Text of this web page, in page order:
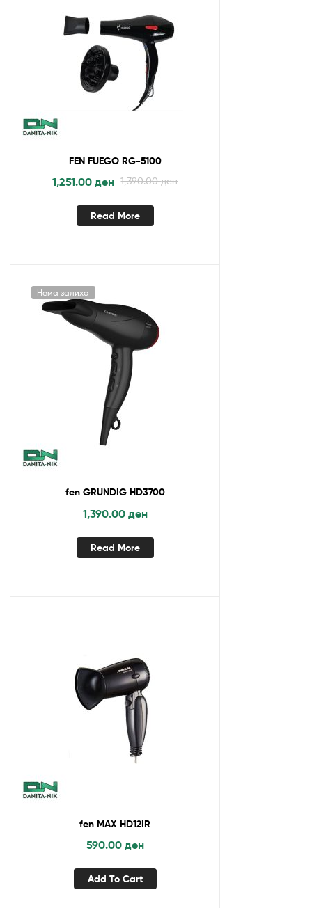
FEN FUEGO RG-5100
1,390.00ден
1,251.00 ден
Read More
Нема залиха
fen GRUNDIG HD3700
1,390.00 ден
Read More
fen MAX HD12IR
590.00 ден
Add To Cart